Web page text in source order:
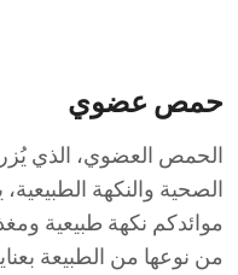
حمص عضوي
الحمص العضوي، الذي
الصحية والنكهة
موائدكم نكهة طبيعية
من نوعها من الطبيعة